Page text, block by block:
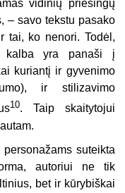
vidinių priešingų
– savo tekstu pasako
tai, ko nenori. Todėl,
kalba yra panaši į
kuriantį ir gyvenimo
ir stilizavimo
10. Taip skaitytojui
suteikta
autoriui ne tik
bet ir kūrybiškai